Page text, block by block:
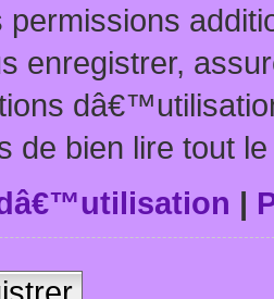
permissions
enregistrer,
de bien lire tout
|